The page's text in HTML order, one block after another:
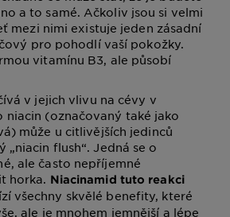
a to samé. Ačkoliv jsou si velmi
mezi nimi existuje jeden zásadní
pro pohodlí vaší pokožky.
vitamínu B3, ale působí
v jejich vlivu na cévy v
niacin (označovaný také jako
může u citlivějších jedinců
„niacin flush“. Jedná se o
ale často nepříjemné
horka. Niacinamid tuto reakci
všechny skvělé benefity, které
ale je mnohem jemnější a lépe